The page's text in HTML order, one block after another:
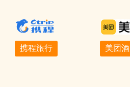
携程旅行 美团